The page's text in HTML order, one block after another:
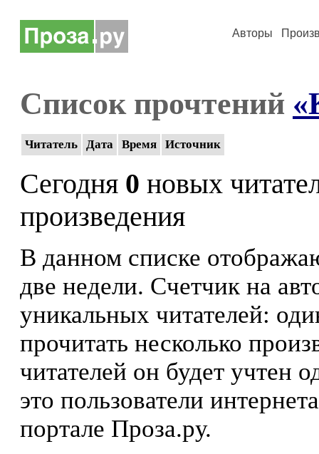
Авторы
Список прочтений
Читатель Дата Время Источник
Сегодня 0 новых
произведения
В данном списке
две недели. Счетчик на
уникальных читателей:
прочитать несколько
читателей он будет учтен
это пользователи
портале Проза.ру.